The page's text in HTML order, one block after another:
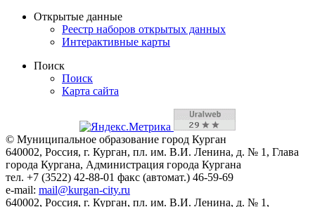
Открытые данные
Реестр наборов открытых данных
Интерактивные карты
Поиск
Поиск
Карта сайта
© Муниципальное образование город Курган
640002, Россия, г. Курган, пл. им. В.И. Ленина, д. № 1, Глава
города Кургана, Администрация города Кургана
тел. +7 (3522) 42-88-01 факс (автомат.) 46-59-69
e-mail: mail@kurgan-city.ru
640002, Россия, г. Курган, пл. им. В.И. Ленина, д. № 1,